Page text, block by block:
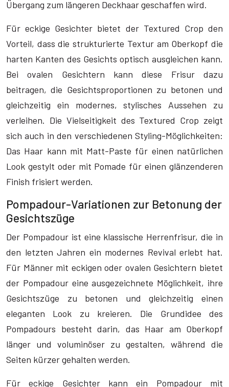
Übergang zum längeren Deckhaar geschaffen wird.
Für eckige Gesichter bietet der Textured Crop den
Vorteil, dass die strukturierte Textur am Oberkopf die
harten Kanten des Gesichts optisch ausgleichen kann.
Bei ovalen Gesichtern kann diese Frisur dazu
beitragen, die Gesichtsproportionen zu betonen und
gleichzeitig ein modernes, stylisches Aussehen zu
verleihen. Die Vielseitigkeit des Textured Crop zeigt
sich auch in den verschiedenen Styling-Möglichkeiten:
Das Haar kann mit Matt-Paste für einen natürlichen
Look gestylt oder mit Pomade für einen glänzenderen
Finish frisiert werden.
Pompadour-Variationen zur Betonung der
Gesichtszüge
Der Pompadour ist eine klassische Herrenfrisur, die in
den letzten Jahren ein modernes Revival erlebt hat.
Für Männer mit eckigen oder ovalen Gesichtern bietet
der Pompadour eine ausgezeichnete Möglichkeit, ihre
Gesichtszüge zu betonen und gleichzeitig einen
eleganten Look zu kreieren. Die Grundidee des
Pompadours besteht darin, das Haar am Oberkopf
länger und voluminöser zu gestalten, während die
Seiten kürzer gehalten werden.
Für eckige Gesichter kann ein Pompadour mit